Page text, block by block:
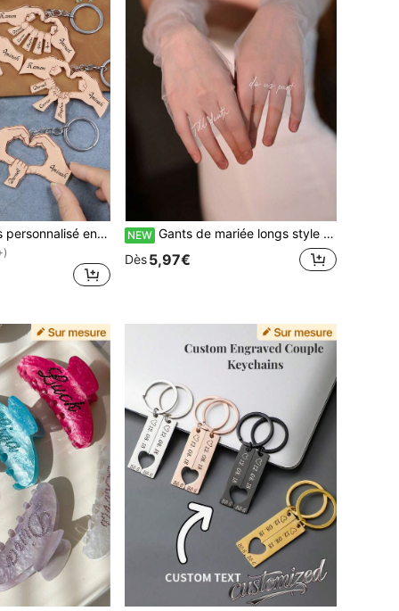
LICVIC Porte-clés personnalisé en acrylique avec plusieurs mains en forme de cœur, Porte-clés avec nom de famille personnalisé, Personnalisé, Porte-clés avec noms personnalisables, Cadeau pour papa, maman, famille, amis, Cadeau attentionné NEW Gants de mariée longs style lettre, accessoire élégant vintage à manches longues transparentes, convient pour les mariages, les occasions formelles, la photographie
Dès5,97€